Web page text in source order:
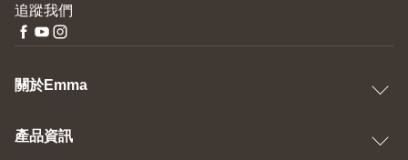
追蹤我們
關於Emma
產品資訊